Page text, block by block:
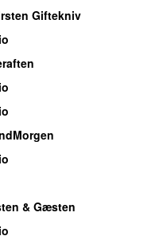
Giftekniv
& Gæsten